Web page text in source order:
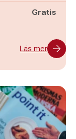
Gratis
Läs mer